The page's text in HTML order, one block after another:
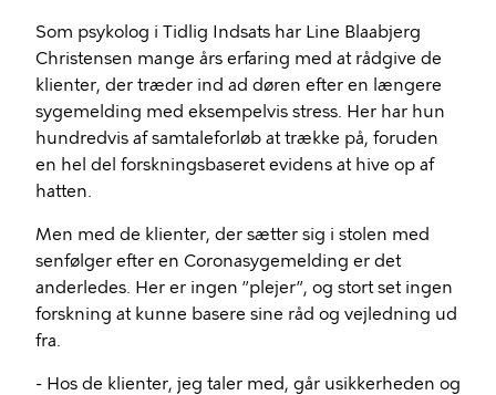
Som psykolog i Tidlig Indsats har Line Blaabjerg
Christensen mange års erfaring med at rådgive de
klienter, der træder ind ad døren efter en længere
sygemelding med eksempelvis stress. Her har hun
hundredvis af samtaleforløb at trække på, foruden
en hel del forskningsbaseret evidens at hive op af
hatten.
Men med de klienter, der sætter sig i stolen med
senfølger efter en Coronasygemelding er det
anderledes. Her er ingen ”plejer”, og stort set ingen
forskning at kunne basere sine råd og vejledning ud
fra.
- Hos de klienter, jeg taler med, går usikkerheden og